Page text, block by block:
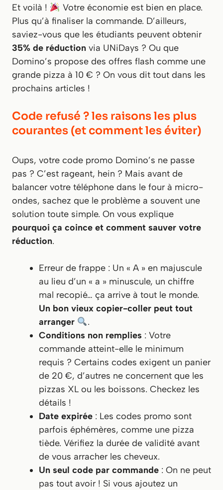
Et voilà !
Votre économie est bien en place.
Plus qu’à finaliser la commande. D’ailleurs,
saviez-vous que les étudiants peuvent obtenir
35% de réduction via UNiDays ? Ou que
Domino’s propose des offres flash comme une
grande pizza à 10 € ? On vous dit tout dans les
prochains articles !
Code refusé ? les raisons les plus
courantes (et comment les éviter)
Oups, votre code promo Domino’s ne passe
pas ? C’est rageant, hein ? Mais avant de
balancer votre téléphone dans le four à micro-
ondes, sachez que le problème a souvent une
solution toute simple. On vous explique
pourquoi ça coince et comment sauver votre
réduction.
Erreur de frappe : Un « A » en majuscule
au lieu d’un « a » minuscule, un chiffre
mal recopié… ça arrive à tout le monde.
Un bon vieux copier-coller peut tout
arranger
.
Conditions non remplies : Votre
commande atteint-elle le minimum
requis ? Certains codes exigent un panier
de 20 €, d’autres ne concernent que les
pizzas XL ou les boissons. Checkez les
détails !
Date expirée : Les codes promo sont
parfois éphémères, comme une pizza
tiède. Vérifiez la durée de validité avant
de vous arracher les cheveux.
Un seul code par commande : On ne peut
pas tout avoir ! Si vous ajoutez un